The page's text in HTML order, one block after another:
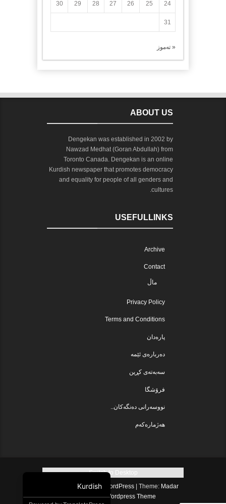
24
25
26
27
28
29
30
31
« تەموز
ABOUT US
Dengekan was established in 2002 by
Nawzad Medhat (Goran Abdullah) from
Toronto Canada. Dengekan is an online
Kurdish newspaper that promotes democracy
and equality for people of all genders and
cultures.
USEFULLINKS
Archive
Contact
ماڵ
Privacy Policy
Terms and Conditions
پارەدان
دەربارەی ئێمە
سەبەتەی کڕین
فرۆشگا
نووسەرانی دەنگەکان..
هەژمارەکەم
Switch to Desktop
Proudly powered by WordPress
Theme: Madar
LitebyFree Wordpress Theme
.
Kurdish